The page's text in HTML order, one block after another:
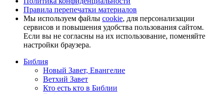
Правила перепечатки материалов
Мы используем файлы cookie, для персонализации
сервисов и повышения удобства пользования сайтом.
Если вы не согласны на их использование, поменяйте
настройки браузера.
Библия
Новый Завет, Евангелие
Ветхий Завет
Кто есть кто в Библии